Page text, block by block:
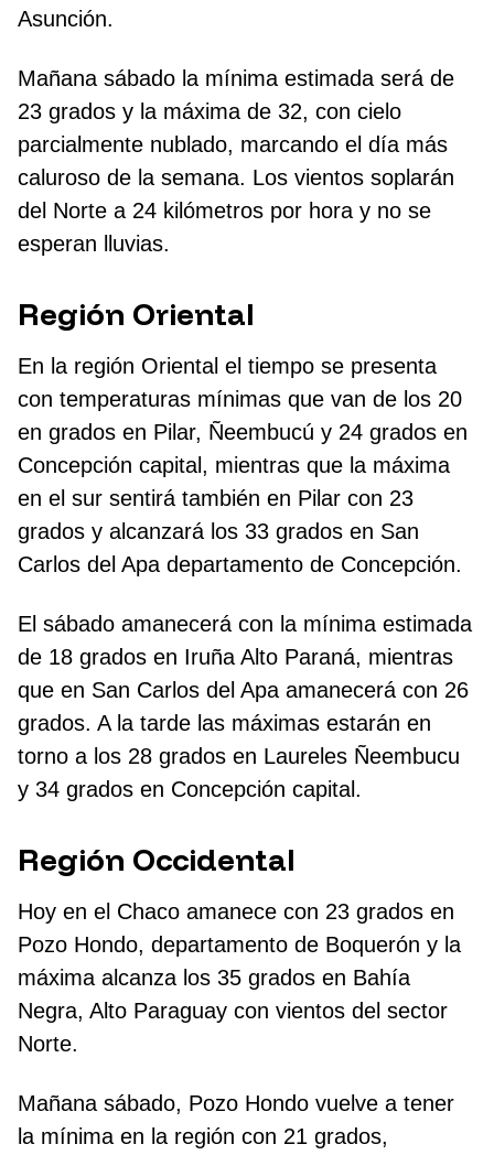
Asunción.
Mañana sábado la mínima estimada será de
23 grados y la máxima de 32, con cielo
parcialmente nublado, marcando el día más
caluroso de la semana. Los vientos soplarán
del Norte a 24 kilómetros por hora y no se
esperan lluvias.
Región Oriental
En la región Oriental el tiempo se presenta
con temperaturas mínimas que van de los 20
en grados en Pilar, Ñeembucú y 24 grados en
Concepción capital, mientras que la máxima
en el sur sentirá también en Pilar con 23
grados y alcanzará los 33 grados en San
Carlos del Apa departamento de Concepción.
El sábado amanecerá con la mínima estimada
de 18 grados en Iruña Alto Paraná, mientras
que en San Carlos del Apa amanecerá con 26
grados. A la tarde las máximas estarán en
torno a los 28 grados en Laureles Ñeembucu
y 34 grados en Concepción capital.
Región Occidental
Hoy en el Chaco amanece con 23 grados en
Pozo Hondo, departamento de Boquerón y la
máxima alcanza los 35 grados en Bahía
Negra, Alto Paraguay con vientos del sector
Norte.
Mañana sábado, Pozo Hondo vuelve a tener
la mínima en la región con 21 grados,